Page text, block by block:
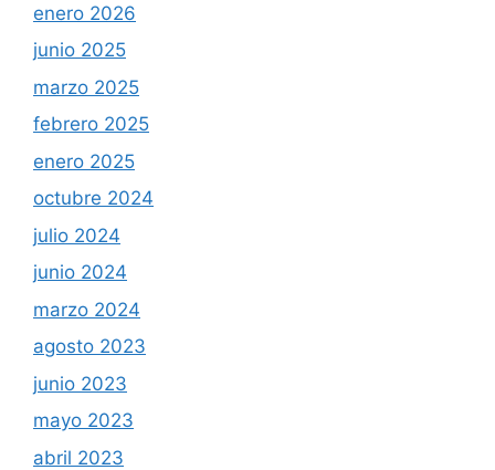
enero 2026
junio 2025
marzo 2025
febrero 2025
enero 2025
octubre 2024
julio 2024
junio 2024
marzo 2024
agosto 2023
junio 2023
mayo 2023
abril 2023